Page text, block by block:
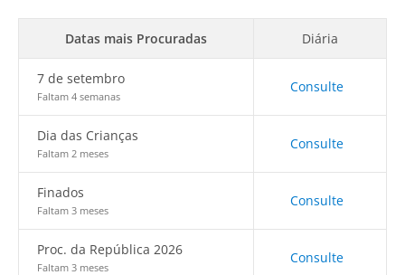
Datas mais Procuradas Diária
7 de setembro
Faltam 4 semanas
Consulte
Dia das Crianças
Faltam 2 meses
Consulte
Finados
Faltam 3 meses
Consulte
Proc. da República 2026
Faltam 3 meses
Consulte